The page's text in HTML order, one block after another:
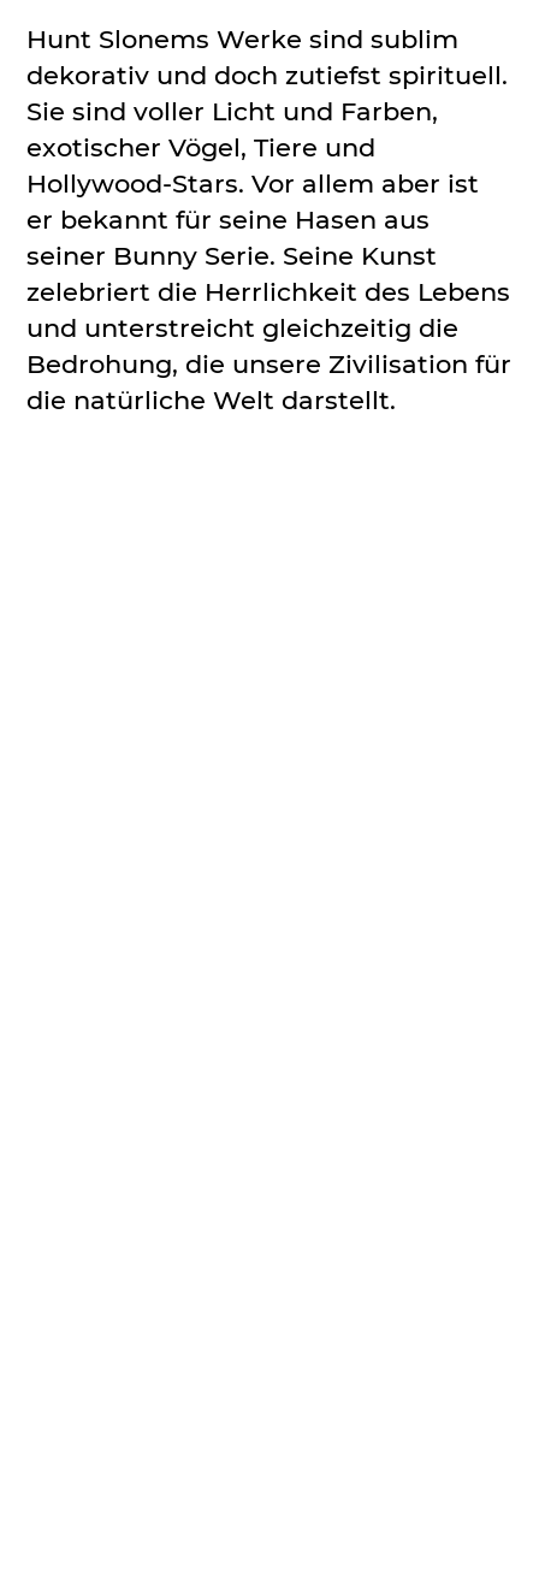
Hunt Slonems Werke sind sublim
dekorativ und doch zutiefst spirituell.
Sie sind voller Licht und Farben,
exotischer Vögel, Tiere und
Hollywood-Stars. Vor allem aber ist
er bekannt für seine Hasen aus
seiner Bunny Serie. Seine Kunst
zelebriert die Herrlichkeit des Lebens
und unterstreicht gleichzeitig die
Bedrohung, die unsere Zivilisation für
die natürliche Welt darstellt.